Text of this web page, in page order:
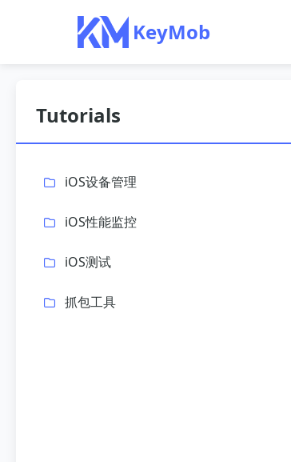
KeyMob
Tutorials
iOS设备管理
iOS性能监控
iOS测试
抓包工具